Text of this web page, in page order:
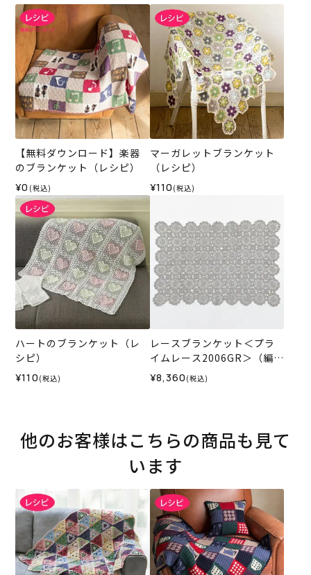
【無料ダウンロード】楽器
のブランケット（レシピ）
¥0 (税込)
マーガレットブランケット
（レシピ）
¥110 (税込)
ハートのブランケット（レ
シピ）
¥110 (税込)
レースブランケット＜プラ
イムレース2006GR＞（編み
物 材料セット）
¥8,360 (税込)
他のお客様はこちらの商品も見て
います